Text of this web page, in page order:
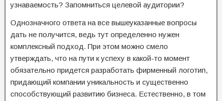
узнаваемость? Запомниться целевой аудитории?
Однозначного ответа на все вышеуказанные вопросы
дать не получится, ведь тут определенно нужен
комплексный подход. При этом можно смело
утверждать, что на пути к успеху в какой-то момент
обязательно придется разработать фирменный логотип,
придающий компании уникальность и существенно
способствующий развитию бизнеса. Естественно, в том